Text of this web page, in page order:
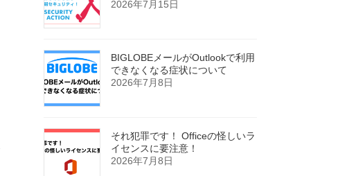
2026年7月15日
BIGLOBEメールがOutlookで利用
できなくなる症状について
2026年7月8日
それ犯罪です！ Officeの怪しいラ
イセンスに要注意！
2026年7月8日